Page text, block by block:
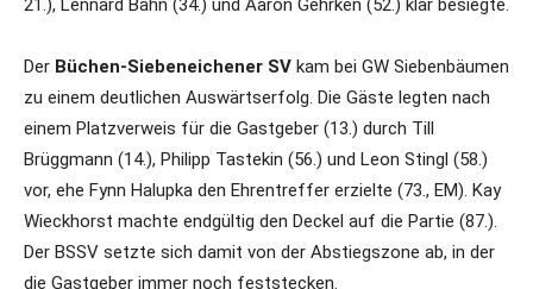
21.), Lennard Bahn (34.) und Aaron Gehrken (52.) klar besiegte.
Der Büchen-Siebeneichener SV kam bei GW Siebenbäumen
zu einem deutlichen Auswärtserfolg. Die Gäste legten nach
einem Platzverweis für die Gastgeber (13.) durch Till
Brüggmann (14.), Philipp Tastekin (56.) und Leon Stingl (58.)
vor, ehe Fynn Halupka den Ehrentreffer erzielte (73., EM). Kay
Wieckhorst machte endgültig den Deckel auf die Partie (87.).
Der BSSV setzte sich damit von der Abstiegszone ab, in der
die Gastgeber immer noch feststecken.